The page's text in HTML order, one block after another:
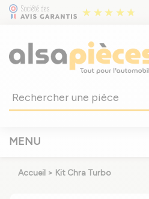
MENU
Accueil > Kit Chra Turbo